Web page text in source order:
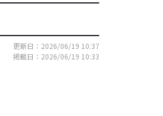
更新日：2026/06/19 10:37
掲載日：2026/06/19 10:33